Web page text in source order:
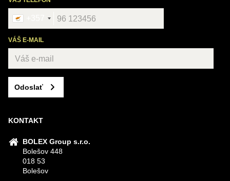
VÁŠ E-MAIL
Odoslať
KONTAKT
BOLEX Group s.r.o.
Bolešov 448
018 53
Bolešov